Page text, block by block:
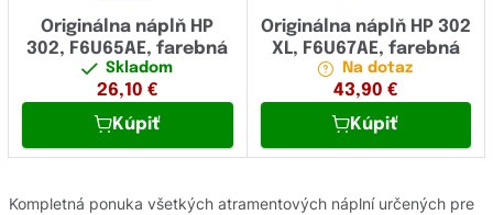
Originálna náplň HP
302, F6U65AE, farebná
Skladom
26,10 €
Kúpiť
Originálna náplň HP 302
XL, F6U67AE, farebná
Na dotaz
43,90 €
Kúpiť
Kompletná ponuka všetkých atramentových náplní určených pre